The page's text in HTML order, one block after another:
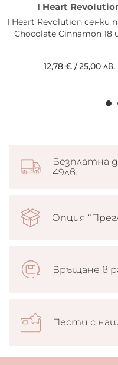
I Heart
I Heart Revolution сенки
Chocolate Cinnamon 18
12,78 €/25,00 лв.
Безплатна
49лв.
Опция
Връщане в
Пести с